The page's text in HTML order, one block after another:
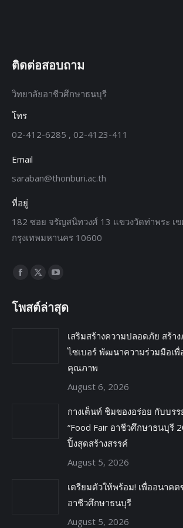
ติดต่อสอบถาม
วิทยาลัยอาชีวศึกษาธนบุรี
โทร
02-412-6285 , 02-4123-411
Email
saraban@thonburi.ac.th
ที่อยู่
182 ซอย จรัญสนิทวงศ์ 13 แขวงวัดท่าพระ เ
กรุงเทพมหานคร 10600
Find us on:
โพสต์ล่าสุด
เสริมสร้างความปลอดภัย สร้า
ไซเบอร์ พัฒนาความร่วมมือเ
คุณภาพ
August 6, 2026
กางเต็นท์ ชิมของอร่อย กับบร
“Food Fair อาชีวศึกษาธนบุรี
ปิ้งสุดสร้างสรรค์
August 5, 2026
เตรียมตัวให้พร้อม! เพื่ออนาคต
อาชีวศึกษาธนบุรี
August 5, 2026